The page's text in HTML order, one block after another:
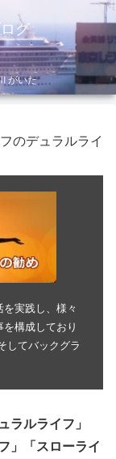
グ
がいた
のデュラルライ
実践し、様々
構成しており
してバックグラ
ラルライフ」
」「スローライ